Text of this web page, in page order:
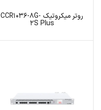
روتر میکروتیک CCR1036-8G-
2S Plus